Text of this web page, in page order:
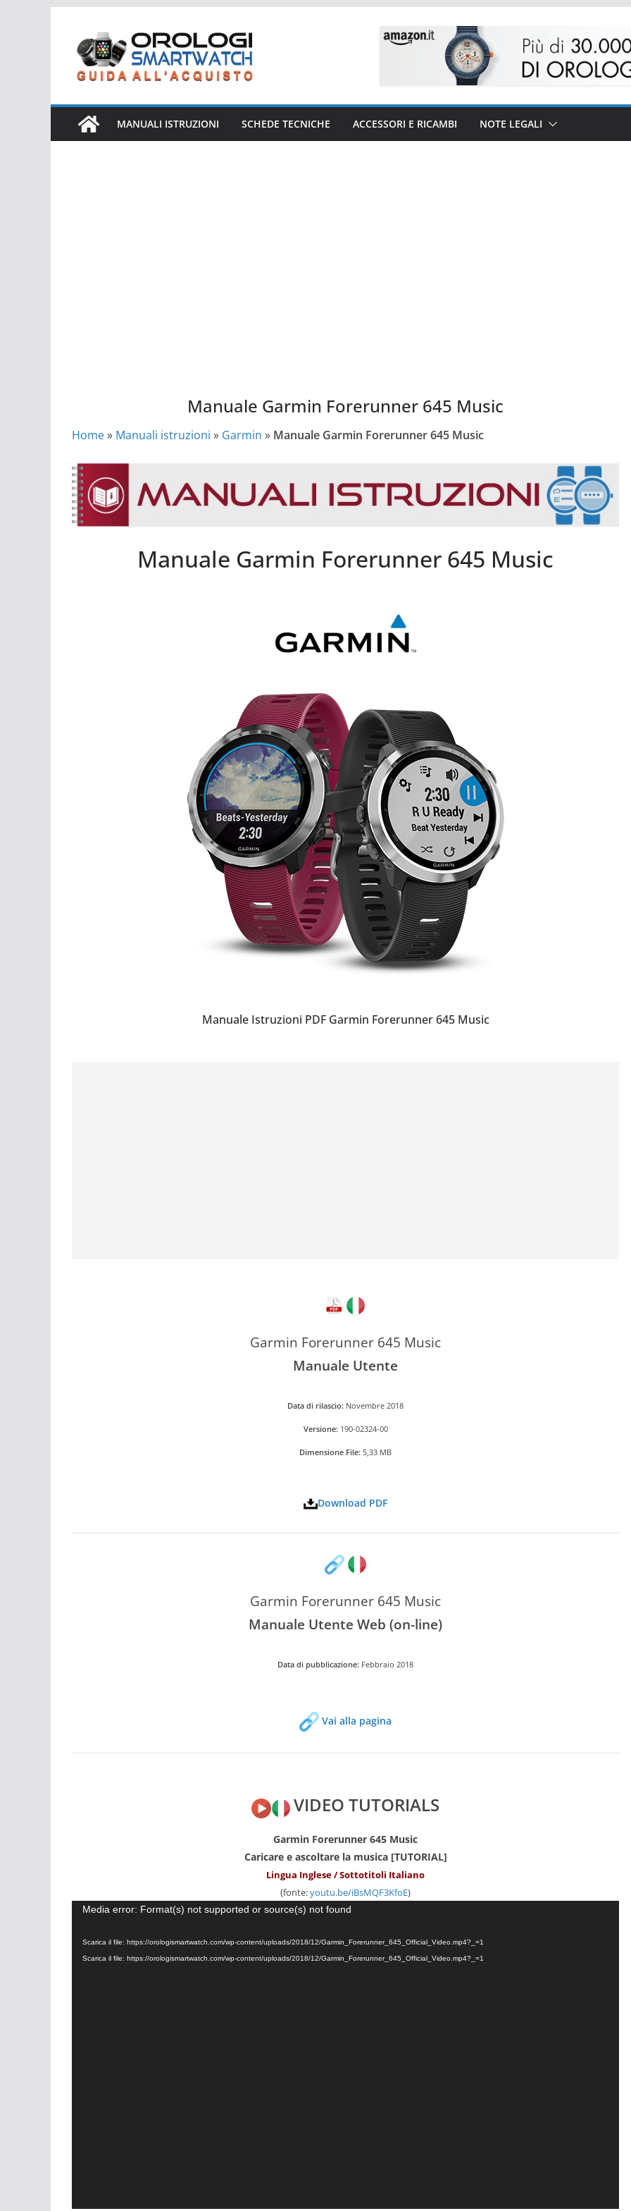
contenuto
MANUALI ISTRUZIONI SCHEDE TECNICHE ACCESSORI E RICAMBI NOTE LEGALI
Manuale Garmin Forerunner 645 Music
Home» Manuali istruzioni » Garmin » Manuale Garmin Forerunner 645 Music
Manuale Garmin Forerunner 645 Music
Manuale Istruzioni PDF Garmin Forerunner 645 Music
Garmin Forerunner 645 Music
Manuale Utente
Data di rilascio: Novembre 2018
Versione: 190-02324-00
Dimensione File: 5,33 MB
Download PDF
Garmin Forerunner 645 Music
Manuale Utente Web (on-line)
Data di pubblicazione: Febbraio 2018
Vai alla pagina
VIDEO TUTORIALS
Garmin Forerunner 645 Music
Caricare e ascoltare la musica [TUTORIAL]
Lingua Inglese / Sottotitoli Italiano
(fonte:youtu.be/iBsMQF3KfoE)
Video
Media error: Format(s) not supported or source(s) not found
Scarica il file: https://orologismartwatch.com/wp-content/uploads/2018/12/Garmin_Forerunner_645_Official_Video.mp4?_=1
Scarica il file: https://orologismartwatch.com/wp-content/uploads/2018/12/Garmin_Forerunner_645_Official_Video.mp4?_=1